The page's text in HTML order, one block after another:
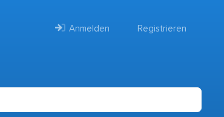
Anmelden Registrieren